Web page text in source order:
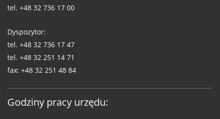
tel. +48 32 736 17 00
Dyspozytor:
tel. +48 32 736 17 47
tel. +48 32 251 14 71
fax: +48 32 251 48 84
Godziny pracy urzędu: